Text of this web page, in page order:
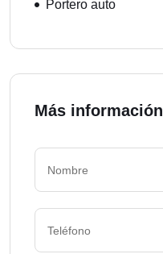
Portero auto
Más información